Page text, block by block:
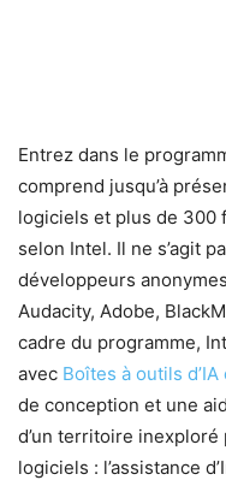
Entrez dans le
comprend jusqu’à
logiciels et plus de 300
selon Intel. Il ne s’agit
développeurs
Audacity, Adobe,
cadre du programme,
avec Boîtes à outils
de conception et une
d’un territoire
logiciels : l’assistance